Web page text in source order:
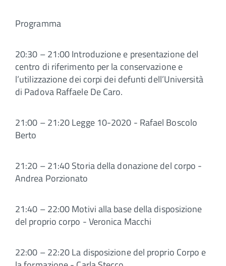
Programma
20:30 – 21:00 Introduzione e presentazione del
centro di riferimento per la conservazione e
l’utilizzazione dei corpi dei defunti dell’Università
di Padova Raffaele De Caro.
21:00 – 21:20 Legge 10-2020 - Rafael Boscolo
Berto
21:20 – 21:40 Storia della donazione del corpo -
Andrea Porzionato
21:40 – 22:00 Motivi alla base della disposizione
del proprio corpo - Veronica Macchi
22:00 – 22:20 La disposizione del proprio Corpo e